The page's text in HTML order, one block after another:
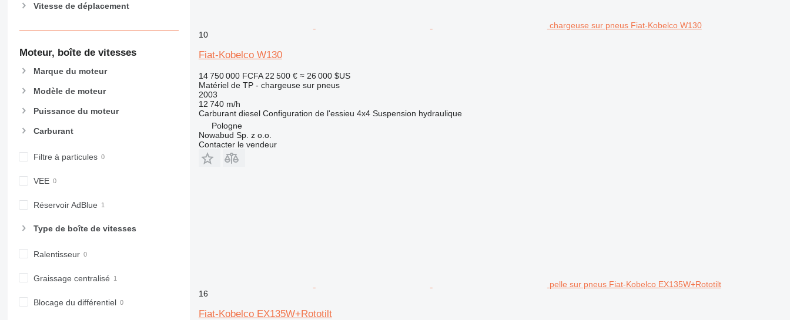
938
955
962
966
972
982
990
AP
CS
E-series
GC
Vitesse de déplacement
Moteur, boîte de vitesses
Marque du moteur
Modèle de moteur
Puissance du moteur
Carburant
Filtre à particules
VEE
Réservoir AdBlue
Type de boîte de vitesses
Ralentisseur
Graissage centralisé
Blocage du différentiel
chargeuse sur pneus Fiat-Kobelco W130
10
Fiat-Kobelco W130
14 750 000 FCFA 22 500 € ≈ 26 000 $US
Matériel de TP - chargeuse sur pneus
2003
12 740 m/h
Carburant diesel Configuration de l'essieu 4x4 Suspension hydraulique
Pologne
Nowabud Sp. z o.o.
Contacter le vendeur
pelle sur pneus Fiat-Kobelco EX135W+Rototilt
16
Fiat-Kobelco EX135W+Rototilt